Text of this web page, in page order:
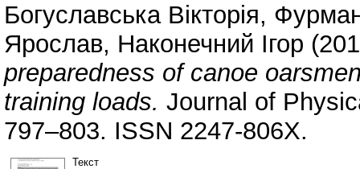
Богуславська Вікторія,
Ярослав, Наконечний Ігор
preparedness of canoe
training loads. Journal of
797–803. ISSN 2247-806X.
Текст